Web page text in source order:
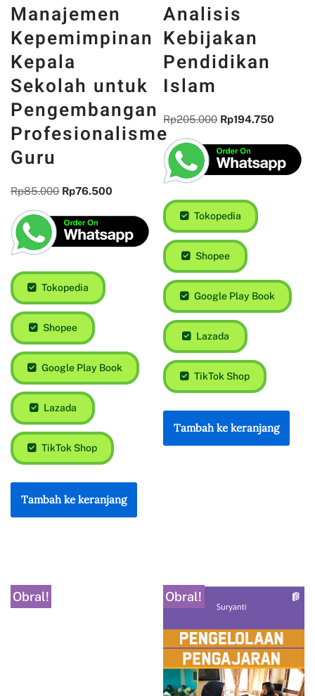
Manajemen
Kepemimpinan
Kepala
Sekolah untuk
Pengembangan
Profesionalisme
Guru
Rp85.000 Rp76.500
Tokopedia
Shopee
Google Play Book
Lazada
TikTok Shop
Tambah ke keranjang
Analisis
Kebijakan
Pendidikan
Islam
Rp205.000 Rp194.750
Tokopedia
Shopee
Google Play Book
Lazada
TikTok Shop
Tambah ke keranjang
Obral! Obral!